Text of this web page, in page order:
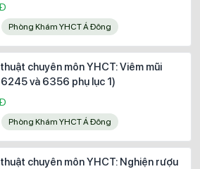
Phòng Khám YHCT Á Đông
chuyên môn YHCT: Viêm mũi
và 6356 phụ lục 1)
Phòng Khám YHCT Á Đông
chuyên môn YHCT: Nghiện rượu